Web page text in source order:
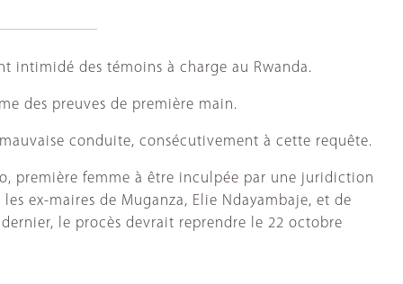
intimidé des témoins à charge au Rwanda.
des preuves de première main.
conduite, consécutivement à cette requête.
première femme à être inculpée par une juridiction
ex-maires de Muganza, Elie Ndayambaje, et de
le procès devrait reprendre le 22 octobre